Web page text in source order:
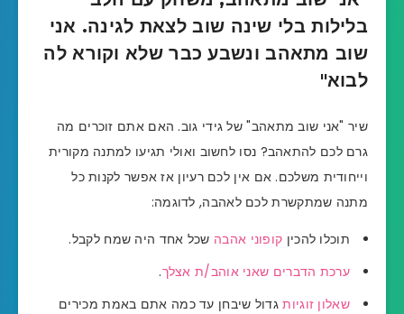
בלילות בלי שינה שוב לצאת לגינה. אני
שוב מתאהב ונשבע כבר שלא וקורא לה
לבוא"
שיר "אני שוב מתאהב" של גידי גוב. האם אתם זוכרים מה
גרם לכם להתאהב? נסו לחשוב ואולי תגיעו למתנה מקורית
וייחודית משלכם. אם אין לכם רעיון אז אפשר לקנות כל
מתנה שמתקשרת לכם לאהבה, לדוגמה:
תוכלו להכין קופוני אהבה שכל אחד היה שמח לקבל.
ערכת הדברים שאני אוהב/ת אצלך.
שאלון זוגיותגדול שיבחן עד כמה אתם באמת מכירים